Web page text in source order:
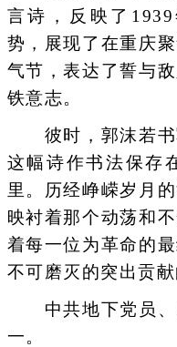
言诗，反映了
势，展现了在重庆
气节，表达了誓与
铁意志。
彼时，郭沫若书
这幅诗作书法保存
里。历经峥嵘岁月
映衬着那个动荡和
着每一位为革命的
不可磨灭的突出贡献
中共地下党员、
一。